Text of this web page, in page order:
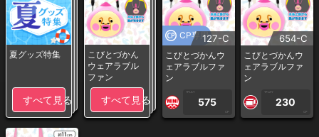
夏グッズ特集
すべて見る
こびとづかん
ウェアラブル
ファン
すべて見る
CP専用127-C
こびとづかんウ
ェアラブルファ
ン
1PLAY
575
CP
654-C
こびとづかんウ
ェアラブルファ
ン
1PLAY
230
CP